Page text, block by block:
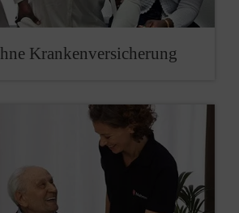
Krankenver­sicherung